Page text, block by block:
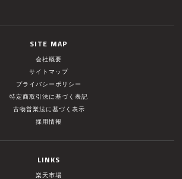
SITE MAP
会社概要
サイトマップ
プライバシーポリシー
特定商取引法に基づく表記
古物営業法に基づく表示
採用情報
LINKS
楽天市場